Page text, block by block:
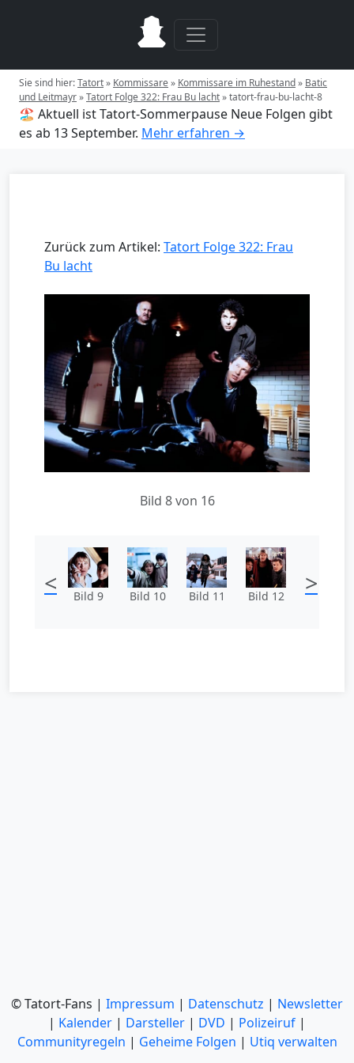
Sie sind hier:Tatort» Kommissare» Kommissare im Ruhestand» Batic
und Leitmayr»Tatort Folge 322: Frau Bu lacht»tatort-frau-bu-lacht-8
🏖️ Aktuell ist Tatort-Sommerpause Neue Folgen gibt
es ab 13 September. Mehr erfahren →
Zurück zum Artikel: Tatort Folge 322: Frau
Bu lacht
Bild 8 von 16
< Bild 9 Bild 10 Bild 11 Bild 12 >
© Tatort-Fans | Impressum | Datenschutz | Newsletter
| Kalender | Darsteller | DVD | Polizeiruf |
Communityregeln | Geheime Folgen | Utiq verwalten